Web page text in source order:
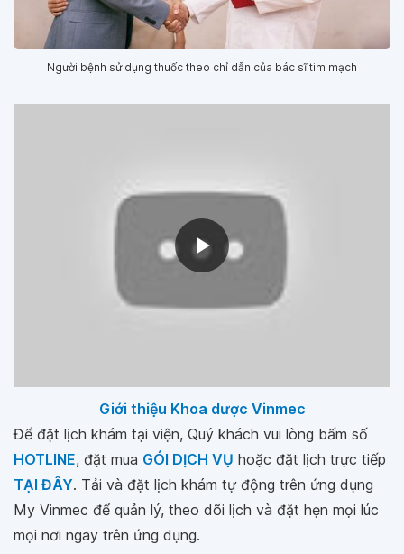
Người bệnh sử dụng thuốc theo chỉ dẫn của bác sĩ tim mạch
Giới thiệu Khoa dược Vinmec
Để đặt lịch khám tại viện, Quý khách vui lòng bấm số
HOTLINE, đặt mua GÓI DỊCH VỤ hoặc đặt lịch trực tiếp
TẠI ĐÂY. Tải và đặt lịch khám tự động trên ứng dụng
My Vinmec để quản lý, theo dõi lịch và đặt hẹn mọi lúc
mọi nơi ngay trên ứng dụng.